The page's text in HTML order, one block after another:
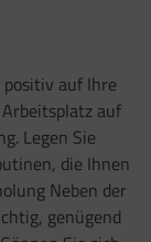
auf Ihre
auf
Legen Sie
die Ihnen
Neben der
genügend